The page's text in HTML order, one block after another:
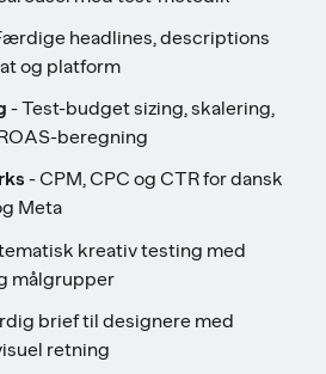
headlines, descriptions
og platform
- Test-budget sizing, skalering,
beregning
- CPM, CPC og CTR for dansk
Meta
kreativ testing med
målgrupper
brief til designere med
retning